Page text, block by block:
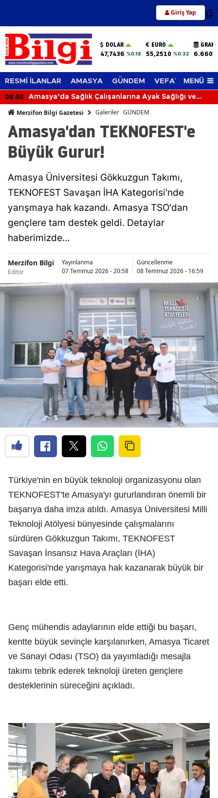
Giriş Yap 12
DOLAR
47,7436 %0.18
EURO
55,2510 %0.32
RESMİ İLANLAR AMASYA GÜNDEM VEFAT EDENLER
MENÜ
Ayak Sağlığı ve 07:59 5 Katlı Binanın
Merzifon Bilgi Gazetesi Galeriler GÜNDEM
Amasya'dan TEKNOFEST'e
Büyük Gurur!
Amasya Üniversitesi Gökkuzgun Takımı,
TEKNOFEST Savaşan İHA Kategorisi'nde
yarışmaya hak kazandı. Amasya TSO'dan
gençlere tam destek geldi. Detaylar
haberimizde…
Merzifon Bilgi
Editör
Yayınlanma
07 Temmuz 2026 - 20:58
Güncellenme
08 Temmuz 2026 - 16:59
Türkiye'nin en büyük teknoloji organizasyonu olan
TEKNOFEST'te Amasya'yı gururlandıran önemli bir
başarıya daha imza atıldı. Amasya Üniversitesi Milli
Teknoloji Atölyesi bünyesinde çalışmalarını
sürdüren Gökkuzgun Takımı, TEKNOFEST
Savaşan İnsansız Hava Araçları (İHA)
Kategorisi'nde yarışmaya hak kazanarak büyük bir
başarı elde etti.
Genç mühendis adaylarının elde ettiği bu başarı,
kentte büyük sevinçle karşılanırken, Amasya Ticaret
ve Sanayi Odası (TSO) da yayımladığı mesajla
takımı tebrik ederek teknoloji üreten gençlere
desteklerinin süreceğini açıkladı.